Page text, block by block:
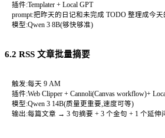
插件:Templater + Local GPT
prompt:把昨天的日记和未完成 TODO 整理成今天
模型:Qwen 3 8B(够快够准)
6.2 RSS 文章批量摘要
触发:每天 9 AM
插件:Web Clipper + Cannoli(Canvas workflow)+
模型:Qwen 3 14B(质量更重要,速度可等)
输出:每篇文章 → 3 句摘要 + 3 个金句 + 1 个延伸